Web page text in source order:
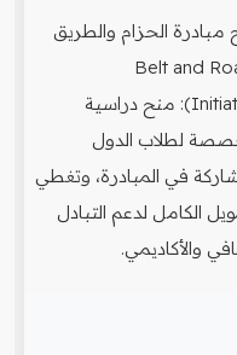
مبادرة الحزام والطريق
(Belt and
Initiative): منح دراسية
لطلاب الدول
في المبادرة، وتغطي
الكامل لدعم التبادل
والأكاديمي.